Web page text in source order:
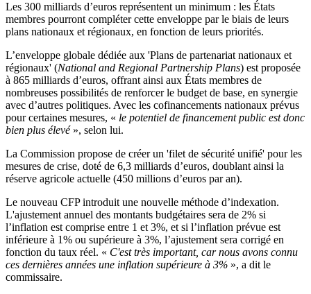
Les 300 milliards d’euros représentent un minimum : les États
membres pourront compléter cette enveloppe par le biais de leurs
plans nationaux et régionaux, en fonction de leurs priorités.
L’enveloppe globale dédiée aux 'Plans de partenariat nationaux et
régionaux' (National and Regional Partnership Plans) est proposée
à 865 milliards d’euros, offrant ainsi aux États membres de
nombreuses possibilités de renforcer le budget de base, en synergie
avec d’autres politiques. Avec les cofinancements nationaux prévus
pour certaines mesures, « le potentiel de financement public est donc
bien plus élevé », selon lui.
La Commission propose de créer un 'filet de sécurité unifié' pour les
mesures de crise, doté de 6,3 milliards d’euros, doublant ainsi la
réserve agricole actuelle (450 millions d’euros par an).
Le nouveau CFP introduit une nouvelle méthode d’indexation.
L'ajustement annuel des montants budgétaires sera de 2% si
l’inflation est comprise entre 1 et 3%, et si l’inflation prévue est
inférieure à 1% ou supérieure à 3%, l’ajustement sera corrigé en
fonction du taux réel. « C'est très important, car nous avons connu
ces dernières années une inflation supérieure à 3% », a dit le
commissaire.